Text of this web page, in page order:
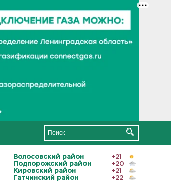
Волосовский район
+21
Подпорожский район
+20
Кировский район
+21
Гатчинский район
+22